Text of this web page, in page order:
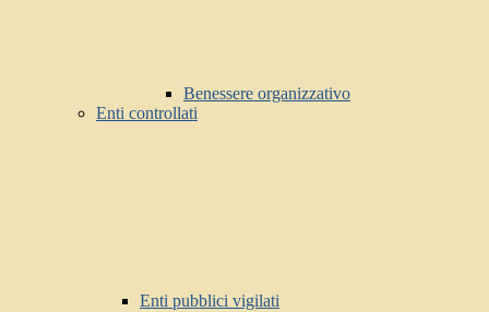
Benessere organizzativo
Enti controllati
Enti pubblici vigilati